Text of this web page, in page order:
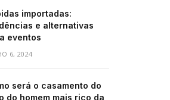
importadas:
e alternativas
eventos
6, 2024
será o casamento do
do homem mais rico da